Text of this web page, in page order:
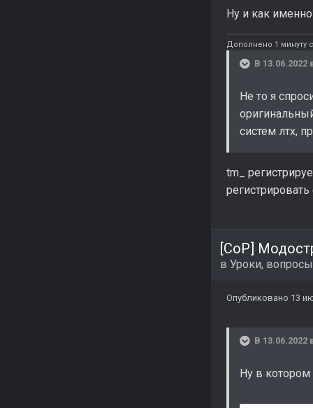
Ну и как
Дополнено 1 минуту
В 13.06.2022
Не то я
систем лтх,
tm_
[CoP]
в Уроки,
Опубликовано 13
В 13.06.2022
Ну в